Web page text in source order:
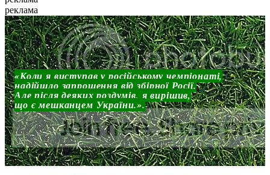
реклама
«Коли я виступав у російському чемпіонаті,
надійшло запрошення від збірної Росії.
Але після деяких роздумів, я вирішив,
що є мешканцем України.».